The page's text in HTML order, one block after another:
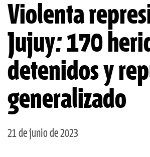
Violenta
Jujuy: 170
detenidos y
generalizado
21 de junio de 2023